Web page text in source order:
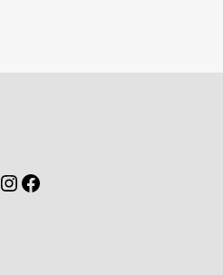
Instagram
Facebook